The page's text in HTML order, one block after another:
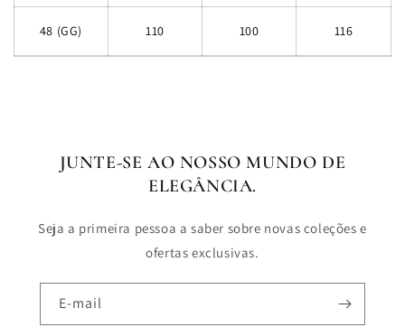
48 (GG) 110 100 116
JUNTE-SE AO NOSSO MUNDO DE
ELEGÂNCIA.
Seja a primeira pessoa a saber sobre novas coleções e
ofertas exclusivas.
E-mail